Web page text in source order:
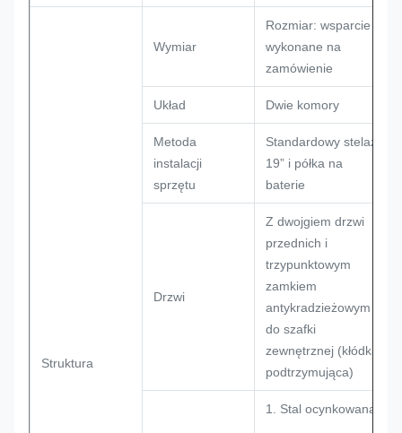
Struktura
Wymiar
Rozmiar: wsparcie
wykonane na
zamówienie
Układ Dwie komory
Metoda
instalacji
sprzętu
Standardowy stelaż
19” i półka na
baterie
Drzwi
Z dwojgiem drzwi
przednich i
trzypunktowym
zamkiem
antykradzieżowym
do szafki
zewnętrznej (kłódka
podtrzymująca)
1. Stal ocynkowana;